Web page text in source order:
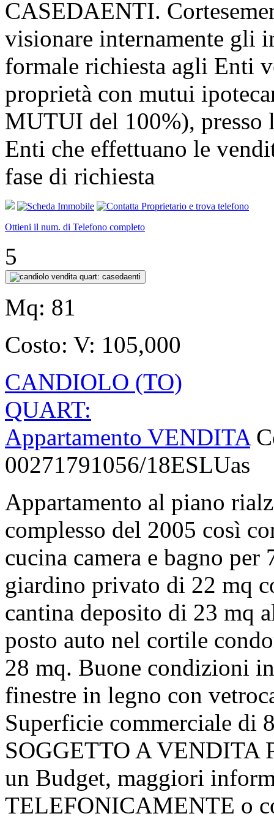
CASEDAENTI.
visionare internamente gli
formale richiesta agli Enti
proprietà con mutui
MUTUI del 100%), presso
Enti che effettuano le
fase di richiesta
Ottieni il num. di Telefono completo
5
Mq: 81
Costo: V: 105,000
CANDIOLO (TO)
QUART:
Appartamento VENDITA
00271791056/18ESLUas
Appartamento al piano
complesso del 2005 così
cucina camera e bagno
giardino privato di 22 mq
cantina deposito di 23 mq
posto auto nel cortile
28 mq. Buone condizioni
finestre in legno con
Superficie commerciale
SOGGETTO A VENDITA
un Budget, maggiori
TELEFONICAMENTE o